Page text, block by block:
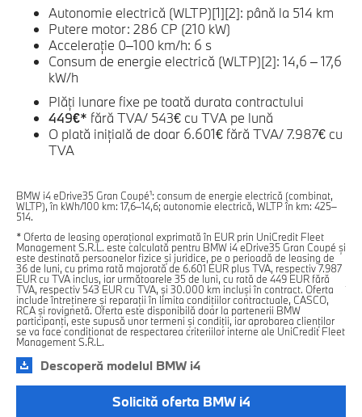
Autonomie electrică (WLTP)[1][2]: până la 514 km
Putere motor: 286 CP (210 kW)
Acceleraţie 0–100 km/h: 6 s
Consum de energie electrică (WLTP)[2]: 14,6 – 17,6
kW/h
Plăţi lunare fixe pe toată durata contractului
449€* fără TVA/ 543€ cu TVA pe lună
O plată iniţială de doar 6.601€ fără TVA/ 7.987€ cu
TVA
BMW i4 eDrive35 Gran Coupé¹: consum de energie electrică (combinat,
WLTP), în kWh/100 km: 17,6–14,6; autonomie electrică, WLTP în km: 425–
514.
* Oferta de leasing operațional exprimată în EUR prin UniCredit Fleet
Management S.R.L. este calculată pentru BMW i4 eDrive35 Gran Coupé şi
este destinată persoanelor fizice și juridice, pe o perioadă de leasing de
36 de luni, cu prima rată majorată de 6.601 EUR plus TVA, respectiv 7.987
EUR cu TVA inclus, iar următoarele 35 de luni, cu rată de 449 EUR fără
TVA, respectiv 543 EUR cu TVA, și 30.000 km incluși în contract. Oferta
include întreținere și reparații în limita condițiilor contractuale, CASCO,
RCA și rovignetă. Oferta este disponibilă doar la partenerii BMW
participanţi, este supusă unor termeni şi condiţii, iar aprobarea clienților
se va face condiţionat de respectarea criteriilor interne ale UniCredit Fleet
Management S.R.L.
Descoperă modelul BMW i4
Solicită oferta BMW i4